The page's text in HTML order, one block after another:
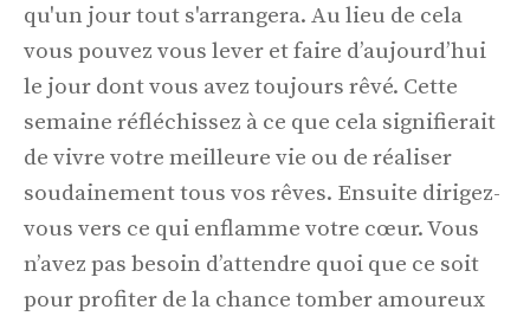
qu'un jour tout s'arrangera. Au lieu de cela
vous pouvez vous lever et faire d’aujourd’hui
le jour dont vous avez toujours rêvé. Cette
semaine réfléchissez à ce que cela signifierait
de vivre votre meilleure vie ou de réaliser
soudainement tous vos rêves. Ensuite dirigez-
vous vers ce qui enflamme votre cœur. Vous
n’avez pas besoin d’attendre quoi que ce soit
pour profiter de la chance tomber amoureux